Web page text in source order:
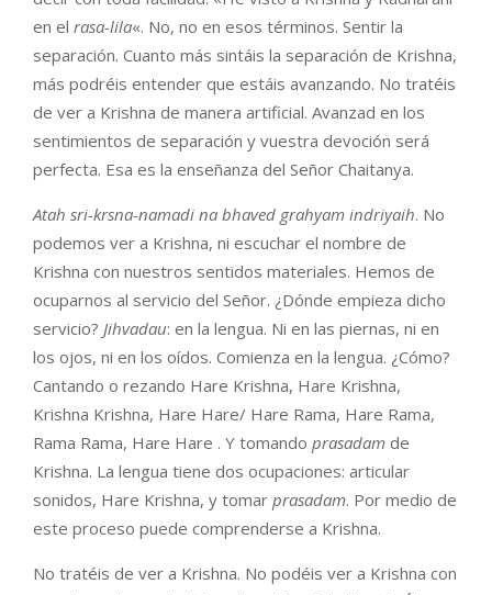
en el rasa-lila«. No, no en esos términos. Sentir la
separación. Cuanto más sintáis la separación de Krishna,
más podréis entender que estáis avanzando. No tratéis
de ver a Krishna de manera artificial. Avanzad en los
sentimientos de separación y vuestra devoción será
perfecta. Esa es la enseñanza del Señor Chaitanya.
Atah sri-krsna-namadi na bhaved grahyam indriyaih. No
podemos ver a Krishna, ni escuchar el nombre de
Krishna con nuestros sentidos materiales. Hemos de
ocuparnos al servicio del Señor. ¿Dónde empieza dicho
servicio? Jihvadau: en la lengua. Ni en las piernas, ni en
los ojos, ni en los oídos. Comienza en la lengua. ¿Cómo?
Cantando o rezando Hare Krishna, Hare Krishna,
Krishna Krishna, Hare Hare/ Hare Rama, Hare Rama,
Rama Rama, Hare Hare . Y tomando prasadam de
Krishna. La lengua tiene dos ocupaciones: articular
sonidos, Hare Krishna, y tomar prasadam. Por medio de
este proceso puede comprenderse a Krishna.
No tratéis de ver a Krishna. No podéis ver a Krishna con